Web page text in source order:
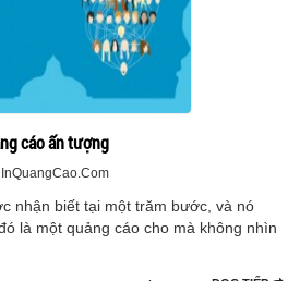
cáo ấn tượng
nhận biết tại một trăm bước, và nó
là một quảng cáo cho mà không nhìn